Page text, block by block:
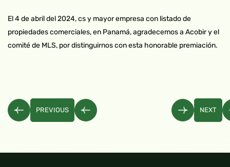
El 4 de abril del 2024, cs y mayor empresa con listado de
propiedades comerciales, en Panamá, agradecemos a Acobir y el
comité de MLS, por distinguirnos con esta honorable premiación.
PREVIOUS NEXT